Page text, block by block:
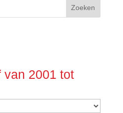
van 2001 tot